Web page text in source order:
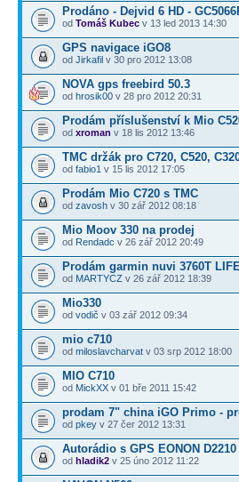
Prodáno - Dejvid 6 HD -
od Tomáš Kubec v 13 led 2013 14:30
GPS navigace iGO8
od Jirkafil v 30 pro 2012 13:08
NOVA gps freebird 50.3
od hrosik00 v 28 pro 2012 20:31
Prodám příslušenství k Mio
od xroman v 18 lis 2012 13:46
TMC držák pro C720, C520,
od fabio1 v 15 lis 2012 17:05
Prodám Mio C720 s TMC
od zavosh v 30 zář 2012 08:18
Mio Moov 330 na prodej
od Rendadc v 26 zář 2012 20:49
Prodám garmin nuvi 3760T
od MARTYCZ v 26 zář 2012 18:39
Mio330
od vodič v 03 zář 2012 09:34
mio c710
od miloslavcharvat v 03 srp 2012 18:00
MIO C710
od MickXX v 01 bře 2011 15:42
prodam 7" china iGO Primo -
od pkey v 27 čer 2012 13:31
Autorádio s GPS EONON D2210
od hladik2 v 25 úno 2012 11:22